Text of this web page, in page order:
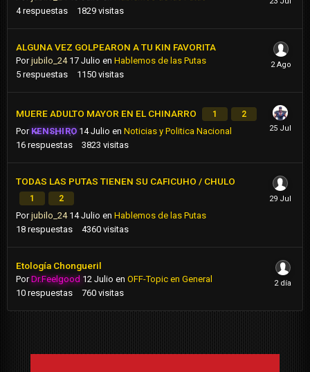
4 respuestas 1829 visitas
ALGUNA VEZ GOLPEARON A TU KIN FAVORITA
Porjubilo_24 17 Julio en Hablemos de las Putas
5 respuestas 1150 visitas
MUERE ADULTO MAYOR EN EL CHINARRO 1 2
Por KENSHIRO 14 Julio enNoticias y Politica Nacional
16 respuestas 3823 visitas
TODAS LAS PUTAS TIENEN SU CAFICUHO / CHULO
1 2
Porjubilo_24 14 Julio en Hablemos de las Putas
18 respuestas 4360 visitas
Etología Chongueril
PorDr.Feelgood 12 Julio en OFF-Topic en General
10 respuestas 760 visitas